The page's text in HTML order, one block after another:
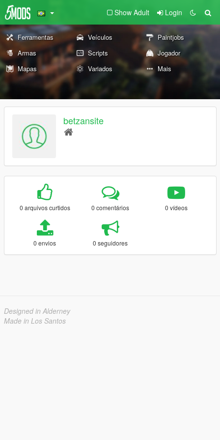
Show Adult Login
Ferramentas Veículos
Paintjobs
Armas
Scripts
Jogador
Mapas
Variados Mais
betzansite
0 arquivos curtidos 0 comentários 0 vídeos
0 envios 0 seguidores
Designed in Alderney
Made in Los Santos